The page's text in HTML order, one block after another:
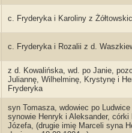
c. Fryderyka i Karoliny z
c. Fryderyka i Rozalii z d.
z d. Kowalińska, wd. po Janie,
Juliannę, Wilhelminę, Krystynę i
Fryderyka
syn Tomasza, wdowiec po
synowie Henryk i Aleksander, córki
Józefa, (drugie imię Marceli syna